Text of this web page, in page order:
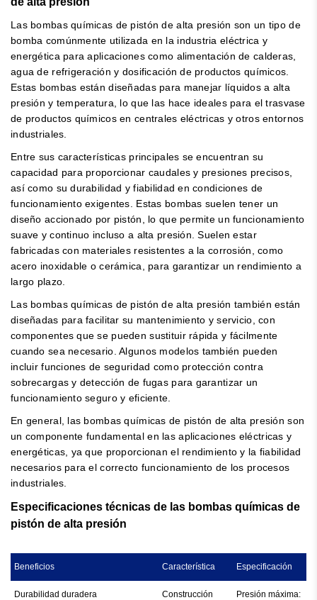
Las bombas químicas de pistón de alta presión son un tipo de
bomba comúnmente utilizada en la industria eléctrica y
energética para aplicaciones como alimentación de calderas,
agua de refrigeración y dosificación de productos químicos.
Estas bombas están diseñadas para manejar líquidos a alta
presión y temperatura, lo que las hace ideales para el trasvase
de productos químicos en centrales eléctricas y otros entornos
industriales.
Entre sus características principales se encuentran su
capacidad para proporcionar caudales y presiones precisos,
así como su durabilidad y fiabilidad en condiciones de
funcionamiento exigentes. Estas bombas suelen tener un
diseño accionado por pistón, lo que permite un funcionamiento
suave y continuo incluso a alta presión. Suelen estar
fabricadas con materiales resistentes a la corrosión, como
acero inoxidable o cerámica, para garantizar un rendimiento a
largo plazo.
Las bombas químicas de pistón de alta presión también están
diseñadas para facilitar su mantenimiento y servicio, con
componentes que se pueden sustituir rápida y fácilmente
cuando sea necesario. Algunos modelos también pueden
incluir funciones de seguridad como protección contra
sobrecargas y detección de fugas para garantizar un
funcionamiento seguro y eficiente.
En general, las bombas químicas de pistón de alta presión son
un componente fundamental en las aplicaciones eléctricas y
energéticas, ya que proporcionan el rendimiento y la fiabilidad
necesarios para el correcto funcionamiento de los procesos
industriales.
Especificaciones técnicas de las bombas químicas de
pistón de alta presión
Beneficios Característica Especificación
Durabilidad duradera
Construcción
Presión máxima: